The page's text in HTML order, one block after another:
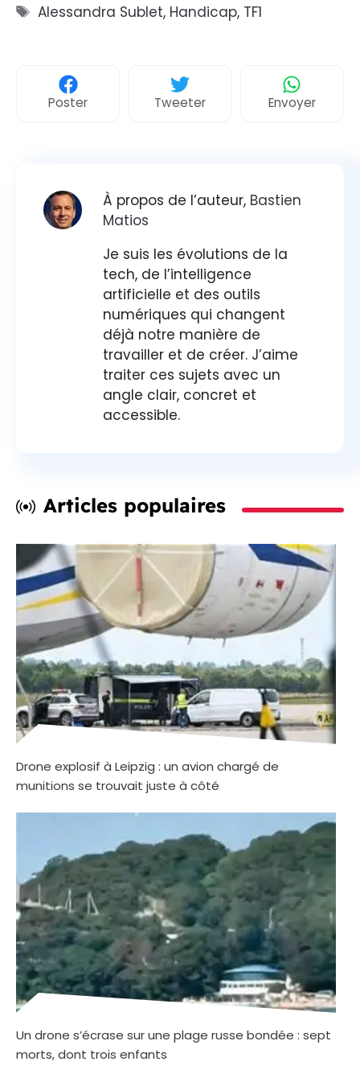
Étiquettes
Alessandra Sublet, Handicap, TF1
Poster Tweeter Envoyer
À propos de l’auteur, Bastien
Matios
Je suis les évolutions de la
tech, de l’intelligence
artificielle et des outils
numériques qui changent
déjà notre manière de
travailler et de créer. J’aime
traiter ces sujets avec un
angle clair, concret et
accessible.
Articles populaires
Drone explosif à Leipzig : un avion chargé de
munitions se trouvait juste à côté
Un drone s’écrase sur une plage russe bondée : sept
morts, dont trois enfants